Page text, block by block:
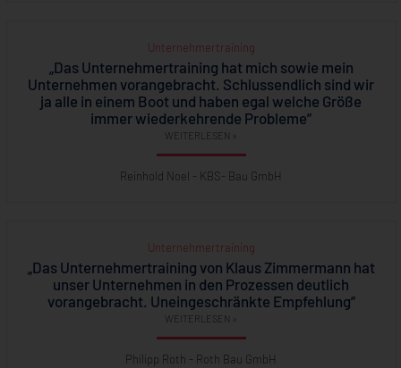
Unternehmertraining
„Das Unternehmertraining hat mich sowie mein
Unternehmen vorangebracht. Schlussendlich sind wir
ja alle in einem Boot und haben egal welche Größe
immer wiederkehrende Probleme”
WEITERLESEN »
Reinhold Noel - KBS- Bau GmbH
Unternehmertraining
„Das Unternehmertraining von Klaus Zimmermann hat
unser Unternehmen in den Prozessen deutlich
vorangebracht. Uneingeschränkte Empfehlung”
WEITERLESEN »
Philipp Roth - Roth Bau GmbH